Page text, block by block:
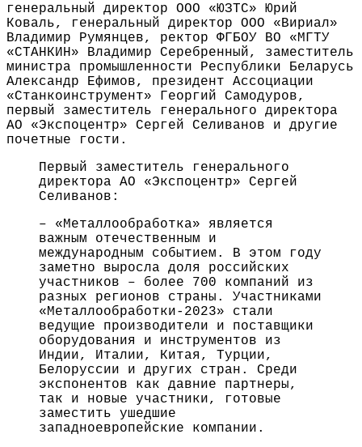
генеральный директор ООО «ЮЗТС» Юрий
Коваль, генеральный директор ООО «Вириал»
Владимир Румянцев, ректор ФГБОУ ВО «МГТУ
«СТАНКИН» Владимир Серебренный, заместитель
министра промышленности Республики Беларусь
Александр Ефимов, президент Ассоциации
«Станкоинструмент» Георгий Самодуров,
первый заместитель генерального директора
АО «Экспоцентр» Сергей Селиванов и другие
почетные гости.
Первый заместитель генерального
директора АО «Экспоцентр» Сергей
Селиванов:
– «Металлообработка» является
важным отечественным и
международным событием. В этом году
заметно выросла доля российских
участников – более 700 компаний из
разных регионов страны. Участниками
«Металлообработки-2023» стали
ведущие производители и поставщики
оборудования и инструментов из
Индии, Италии, Китая, Турции,
Белоруссии и других стран. Среди
экспонентов как давние партнеры,
так и новые участники, готовые
заместить ушедшие
западноевропейские компании.